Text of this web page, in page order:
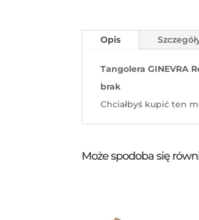
Opis
Tangolera GINEVRA
brak
Chciałbyś kupić ten
Może spodoba się